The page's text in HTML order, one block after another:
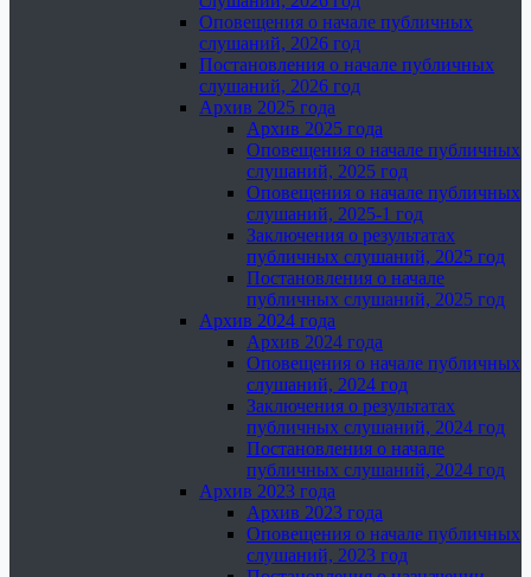
Оповещения о начале публичных
слушаний, 2026 год
Постановления о начале публичных
слушаний, 2026 год
Архив 2025 года
Архив 2025 года
Оповещения о начале публичных
слушаний, 2025 год
Оповещения о начале публичных
слушаний, 2025-1 год
Заключения о результатах
публичных слушаний, 2025 год
Постановления о начале
публичных слушаний, 2025 год
Архив 2024 года
Архив 2024 года
Оповещения о начале публичных
слушаний, 2024 год
Заключения о результатах
публичных слушаний, 2024 год
Постановления о начале
публичных слушаний, 2024 год
Архив 2023 года
Архив 2023 года
Оповещения о начале публичных
слушаний, 2023 год